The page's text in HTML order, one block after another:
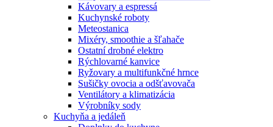
Kávovary a espressá
Kuchynské roboty
Meteostanica
Mixéry, smoothie a šľahače
Ostatní drobné elektro
Rýchlovarné kanvice
Ryžovary a multifunkčné hrnce
Sušičky ovocia a odšťavovača
Ventilátory a klimatizácia
Výrobníky sody
Kuchyňa a jedáleň